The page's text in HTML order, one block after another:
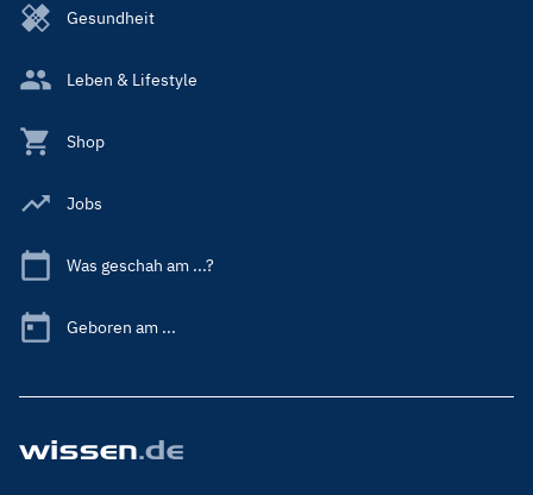
Gesundheit
Leben & Lifestyle
Shop
Jobs
Was geschah am ...?
Geboren am ...